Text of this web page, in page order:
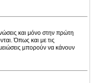
και μόνο στην πρώτη
Όπως και με τις
μπορούν να κάνουν